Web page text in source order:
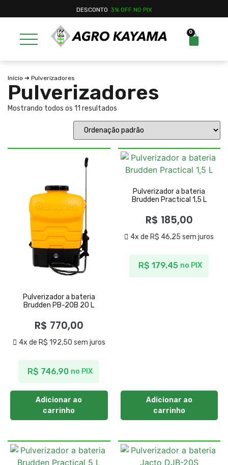
DESCONTO 3% OFF NO PIX
0
Início ➔ Pulverizadores
Pulverizadores
Mostrando todos os 11 resultados
Pulverizador a bateria
Brudden PB-20B 20 L
R$ 770,00
4x de R$ 192,50 sem juros
R$ 746,90 no PIX
Adicionar ao
carrinho
Pulverizador a bateria
Brudden Practical 1,5 L
R$ 185,00
4x de R$ 46,25 sem juros
R$ 179,45 no PIX
Adicionar ao
carrinho